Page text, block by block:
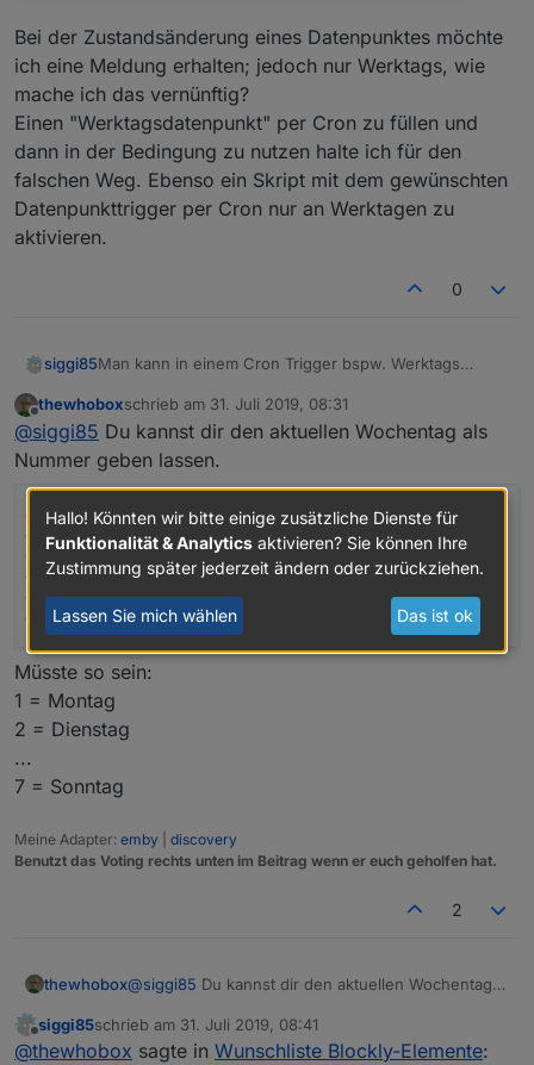
Bei der Zustandsänderung eines Datenpunktes möchte
ich eine Meldung erhalten; jedoch nur Werktags, wie
mache ich das vernünftig?
Einen "Werktagsdatenpunkt" per Cron zu füllen und
dann in der Bedingung zu nutzen halte ich für den
falschen Weg. Ebenso ein Skript mit dem gewünschten
Datenpunkttrigger per Cron nur an Werktagen zu
aktivieren.
0
siggi85Man kann in einem Cron Trigger bspw. Werktags
Datenpunkt Trigger zu prüfen, ob gerade Werktags ist.
In dem Menüpunkt "Datum und Zeit" kann man diese
Konfiguration nicht durchführen, lediglich Uhrzeiten
auswählen.
Bei der Zustandsänderung eines Datenpunktes möchte
ich eine Meldung erhalten; jedoch nur Werktags, wie
mache ich das vernünftig?
Einen "Werktagsdatenpunkt" per Cron zu füllen und
dann in der Bedingung zu nutzen halte ich für den
aktivieren.
Offline
thewhoboxschrieb am 31. Juli 2019, 08:31
zuletzt editiert von
@siggi85 Du kannst dir den aktuellen Wochentag als
Nummer geben lassen.
Müsste so sein:
1 = Montag
2 = Dienstag
...
7 = Sonntag
Meine Adapter: emby
discovery
Benutzt das Voting rechts unten im Beitrag wenn er euch geholfen hat.
2
thewhobox@siggi85 Du kannst dir den aktuellen Wochentag
Offline
siggi85schrieb am 31. Juli 2019, 08:41
zuletzt editiert von
@thewhobox sagte in Wunschliste Blockly-Elemente:
Hallo! Könnten wir bitte einige zusätzliche Dienste für
Funktionalität & Analytics aktivieren? Sie können Ihre
Zustimmung später jederzeit ändern oder zurückziehen.
Lassen Sie mich wählen Das ist ok